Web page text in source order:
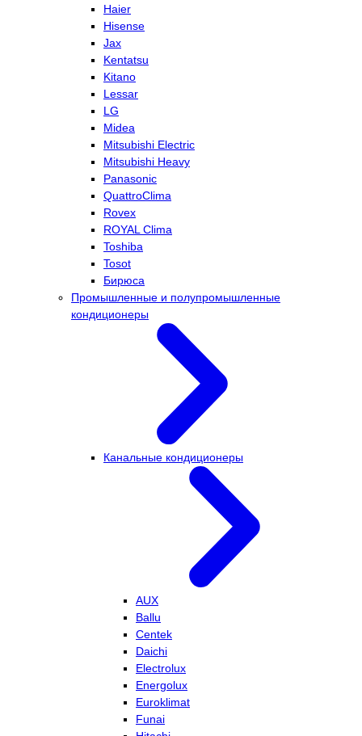
Haier
Hisense
Jax
Kentatsu
Kitano
Lessar
LG
Midea
Mitsubishi Electric
Mitsubishi Heavy
Panasonic
QuattroClima
Rovex
ROYAL Clima
Toshiba
Tosot
Бирюса
Промышленные и полупромышленные
кондиционеры
Канальные кондиционеры
AUX
Ballu
Centek
Daichi
Electrolux
Energolux
Euroklimat
Funai